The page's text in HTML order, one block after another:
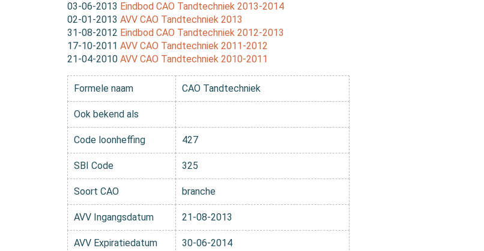
03-06-2013 Eindbod CAO Tandtechniek 2013-2014
02-01-2013 AVV CAO Tandtechniek 2013
31-08-2012 Eindbod CAO Tandtechniek 2012-2013
17-10-2011 AVV CAO Tandtechniek 2011-2012
21-04-2010 AVV CAO Tandtechniek 2010-2011
Formele naam CAO Tandtechniek
Ook bekend als
Code loonheffing 427
SBI Code 325
Soort CAO branche
AVV Ingangsdatum 21-08-2013
AVV Expiratiedatum 30-06-2014